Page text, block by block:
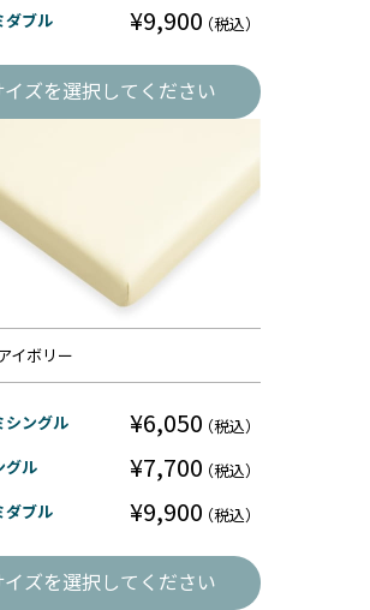
ダブル
¥9,900（税込）
イズを選択してください
イボリー
シングル ¥6,050（税込）
グル
¥7,700（税込）
ダブル
¥9,900（税込）
イズを選択してください